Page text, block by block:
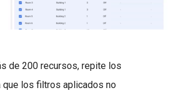
de 200 recursos, repite los
que los filtros aplicados no